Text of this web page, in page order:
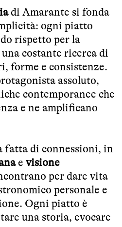
di Amarante si fonda
ogni piatto
rispetto per la
costante ricerca di
forme e consistenze.
assoluto,
contemporanee che
e ne amplificano
fatta di connessioni, in
e visione
per dare vita
personale e
Ogni piatto è
una storia, evocare